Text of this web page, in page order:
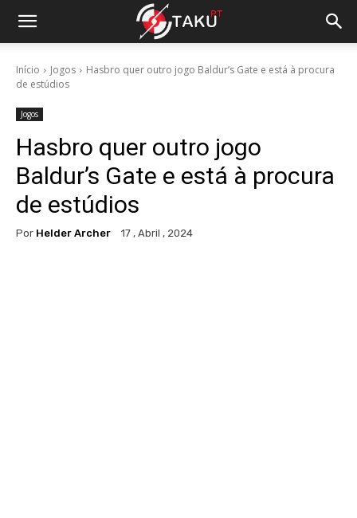
Início Jogos
Hasbro quer outro jogo Baldur’s Gate e está à procura
de estúdios
Jogos
Hasbro quer outro jogo
Baldur’s Gate e está à procura
de estúdios
Por Helder Archer 17 , Abril , 2024